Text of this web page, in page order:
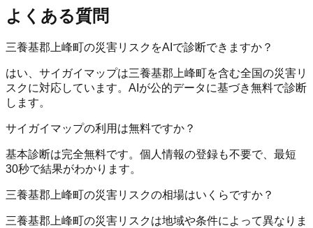
よくある質問
三養基郡上峰町の災害リスクをAIで診断できますか？
はい、サイガイマップは三養基郡上峰町を含む全国の災害リ
スクに対応しています。AIが公的データに基づき無料で診断
します。
サイガイマップの利用は無料ですか？
基本診断は完全無料です。個人情報の登録も不要で、最短
30秒で結果がわかります。
三養基郡上峰町の災害リスクの相場はいくらですか？
三養基郡上峰町の災害リスクは地域や条件によって異なりま